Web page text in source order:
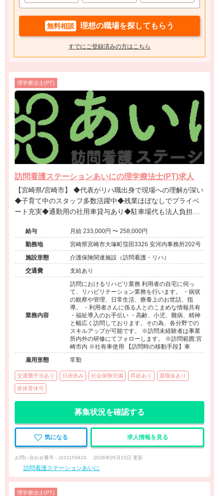
無料相談 理想の職場を探してもらう
すでにご登録済みの方はこちら
理学療法士(PT)
訪問看護ステーションあいにの理学療法士(PT)求人
【宮崎県/宮崎市】 ◆代表がリハ職出身で現場への理解が深い
◆子育て中のスタッフ多数活躍中◆残業ほぼなしでプライベ
ート充実◆通勤用の社用車貸与あり◆駐車場代も法人負担◆
給与
月給 233,000円 〜 258,000円
勤務地
宮崎県宮崎市大塚町窪田3326 安河内事務所202号
施設形態
介護保険関連施設（訪問看護・リハ）
交通費
支給あり
業務内容
訪問におけるリハビリ業務 利用者の自宅に伺っ
て、リハビリテーション業務を行います。 ・病状
の観察や管理、日常生活、療養上のお世話、指
導。 ・利用者さんに係る人とのこまめな情報共有
・福祉導入のお手伝い ・高齢、小児、難病、精神
と幅広く訪問しております。その為、各分野での
スキルアップが可能です。 ※訪問未経験者は事業
所内外の研修にてフォローします。 ※訪問範囲:宮
崎市内 ※社有車使用 【訪問時の移動手段】車
雇用形態
常勤
交通費手当あり 日祝休み 社会保険完備 昇給あり 退職金あり
産休育休可
募集状況を確認する
気になる 求人情報を見る
お問い合わせ番号 : J101159424 2026年05月15日 更新
訪問看護ステーションあいに
理学療法士(PT)